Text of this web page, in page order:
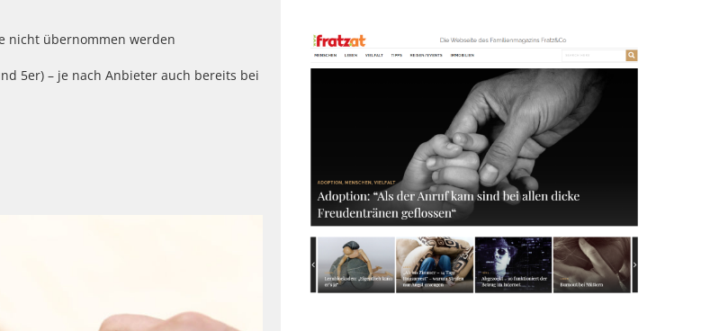
nicht übernommen werden
5er) – je nach Anbieter auch bereits bei